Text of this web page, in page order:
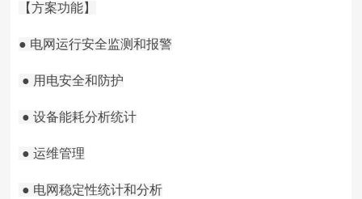
【方案功能】
● 电网运行安全监测和报警
● 用电安全和防护
● 设备能耗分析统计
● 运维管理
● 电网稳定性统计和分析